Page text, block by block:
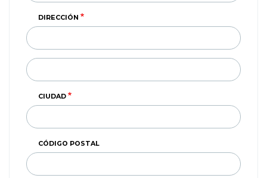
DIRECCIÓN
LINEA)
CIUDAD
CÓDIGO POSTAL